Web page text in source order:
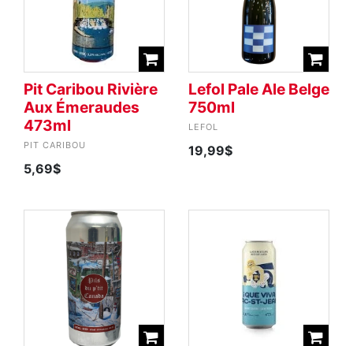
Pit Caribou Rivière
Aux Émeraudes
473ml
PIT CARIBOU
5,69$
Lefol Pale Ale Belge
750ml
LEFOL
19,99$